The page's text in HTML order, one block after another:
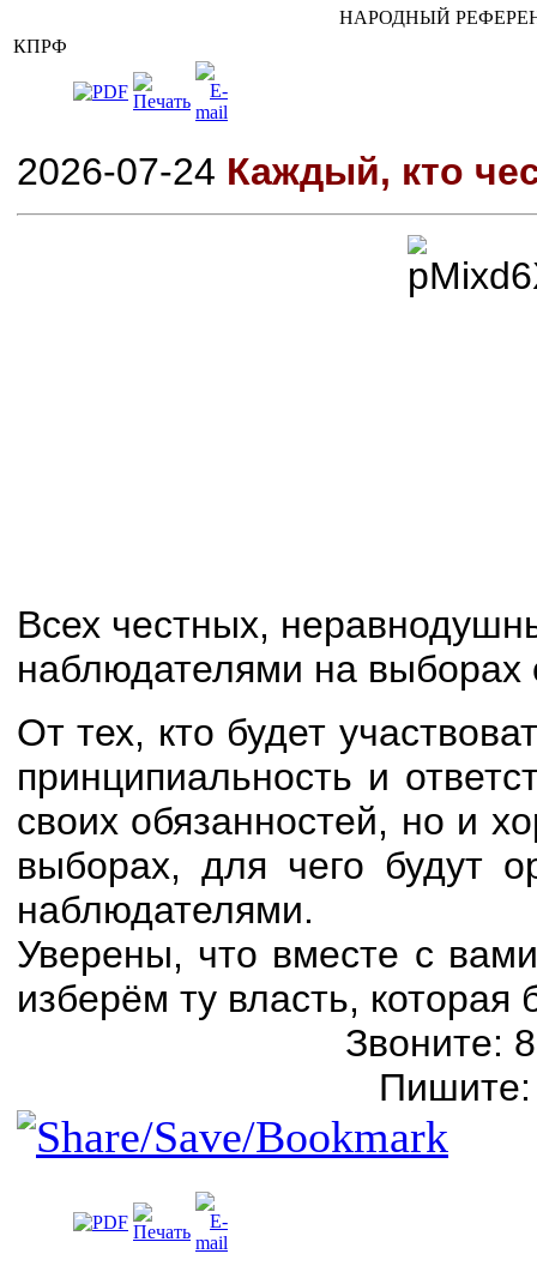
НАРОДНЫЙ
КПРФ
2026-07-24 Каждый, кто
Всех честных,
наблюдателями на
От тех, кто будет
принципиальность и
своих обязанностей, но и
выборах, для чего будут
наблюдателями.
Уверены, что вместе с
изберём ту власть, которая
Звоните: